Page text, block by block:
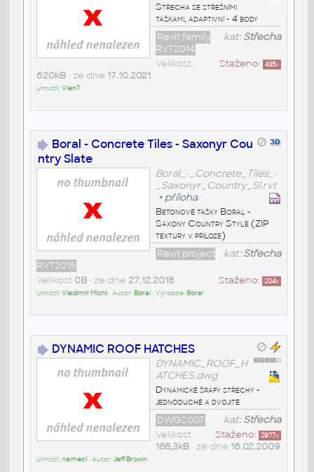
Střecha se střešními
taškami, adaptivní - 4 body
kat:Střecha
Revit family
RVT2014
Staženo: 435x
Velikost
620kB• ze dne 17.10.2021
Umístil:VienT
Boral - Concrete Tiles - Saxonyr Cou
ntry Slate
Boral_-_Concrete_Tiles_-
_Saxonyr_Country_Sl.rvt
+ příloha
Betonové tašky Boral -
Saxony Country Style (ZIP
textury v příloze)
kat:Střecha
Revit project
RVT2015
Staženo: 204x
Velikost 0B• ze dne 27.12.2018
Umístil:Vladimír Michl • Autor: Boral • Výrobce: Boral
DYNAMIC ROOF HATCHES
DYNAMIC_ROOF_H
ATCHES.dwg
Dynamické šrafy střechy -
jednoduché a dvojité
kat:Střecha
DWG2007
Staženo: 2977x
Velikost
188,3kB• ze dne 16.02.2009
Umístil:nameci• Autor:Jeff Brown